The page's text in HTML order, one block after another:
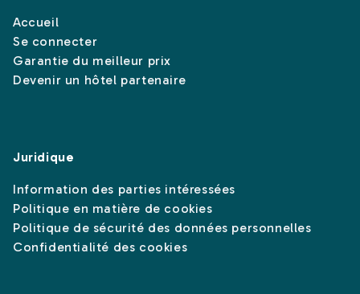
Accueil
Se connecter
Garantie du meilleur prix
Devenir un hôtel partenaire
Juridique
Information des parties intéressées
Politique en matière de cookies
Politique de sécurité des données personnelles
Confidentialité des cookies